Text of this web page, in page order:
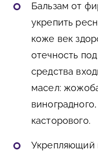
Бальзам от
укрепить
коже век
отечность
средства
масел:
касторового.
Укрепляющий